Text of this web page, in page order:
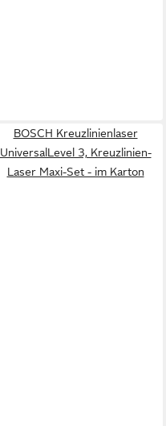
BOSCH Kreuzlinienlaser
UniversalLevel 3, Kreuzlinien-
Laser Maxi-Set - im Karton